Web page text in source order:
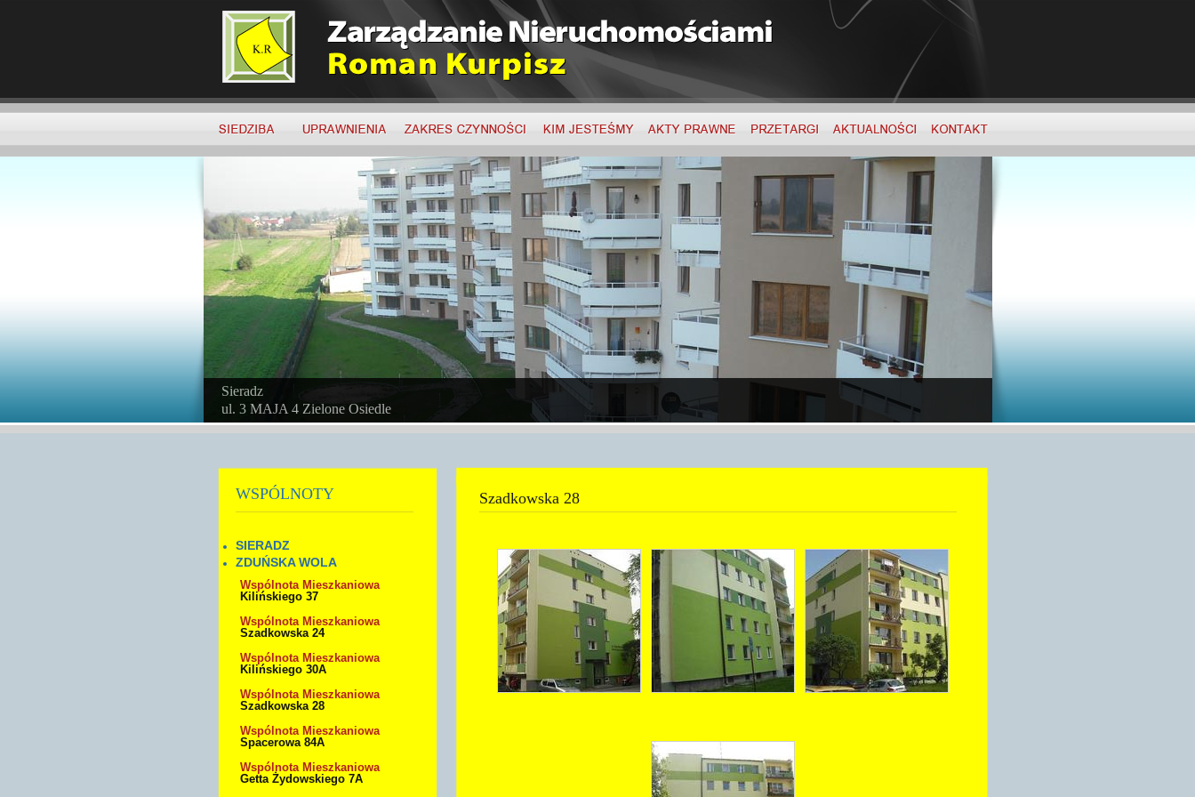
Sieradz
ul. 3 MAJA 4 Zielone Osiedle
WSPÓLNOTY
SIERADZ
ZDUŃSKA WOLA
Wspólnota Mieszkaniowa
Kilińskiego 37
Wspólnota Mieszkaniowa
Szadkowska 24
Wspólnota Mieszkaniowa
Kilińskiego 30A
Wspólnota Mieszkaniowa
Szadkowska 28
Wspólnota Mieszkaniowa
Spacerowa 84A
Wspólnota Mieszkaniowa
Getta Żydowskiego 7A
Szadkowska 28